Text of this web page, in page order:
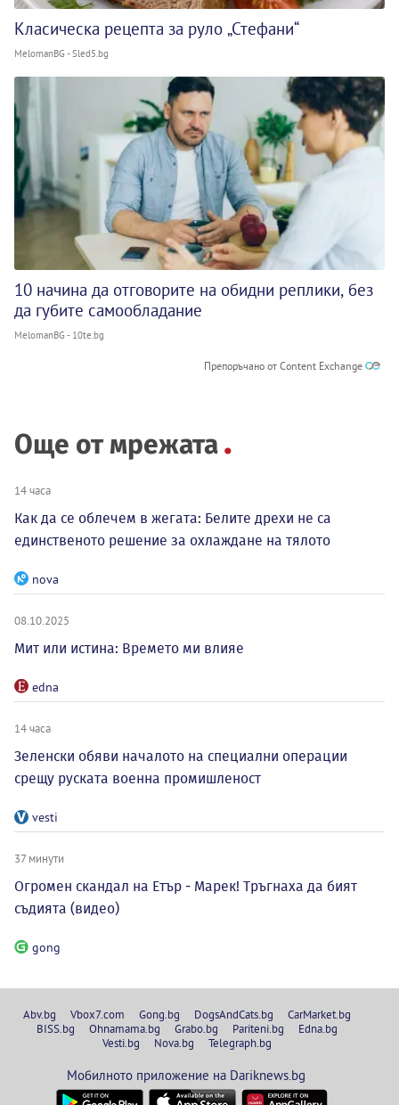
Класическа рецепта за руло „Стефани“
MelomanBG - Sled5.bg
10 начина да отговорите на обидни реплики, без
да губите самообладание
MelomanBG - 10te.bg
Препоръчано от Content Exchange
Още от мрежата
14 часа
Как да се облечем в жегата: Белите дрехи не са
единственото решение за охлаждане на тялото
nova
08.10.2025
Мит или истина: Времето ми влияе
edna
14 часа
Зеленски обяви началото на специални операции
срещу руската военна промишленост
vesti
37 минути
Огромен скандал на Етър - Марек! Тръгнаха да бият
съдията (видео)
gong
Abv.bg Vbox7.com Gong.bg DogsAndCats.bg
CarMarket.bg
BISS.bg
Ohnamama.bg Grabo.bg Pariteni.bg
Edna.bg
Vesti.bg
Nova.bg Telegraph.bg
Мобилното приложение на Dariknews.bg